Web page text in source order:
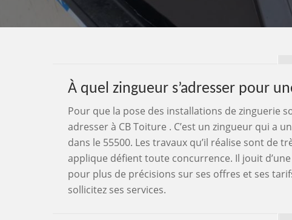
À quel zingueur s’adresser pour
Pour que la pose des installations de zinguerie
adresser à CB Toiture . C’est un zingueur qui a
dans le 55500. Les travaux qu’il réalise sont de
applique défient toute concurrence. Il jouit
pour plus de précisions sur ses offres et ses
sollicitez ses services.